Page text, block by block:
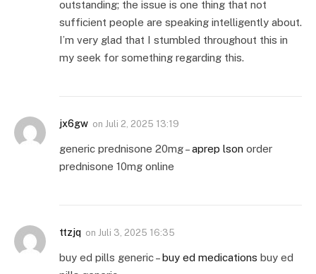
outstanding; the issue is one thing that not
sufficient people are speaking intelligently about.
I’m very glad that I stumbled throughout this in
my seek for something regarding this.
jx6gw on Juli 2, 2025 13:19
generic prednisone 20mg –aprep lson order
prednisone 10mg online
ttzjq on Juli 3, 2025 16:35
buy ed pills generic –buy ed medications buy ed